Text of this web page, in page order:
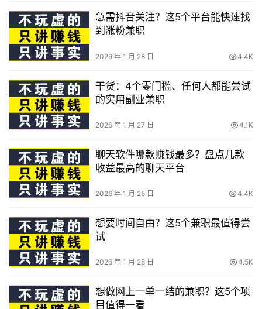
急需抖音关注？这5个平台能快速找
到涨粉兼职
2026 年 1 月 28 日 4.4K
干货：4个零门槛、任何人都能尝试
的实用副业兼职
2026 年 1 月 27 日 4.1K
聊天软件哪款赚钱最多？盘点几款
收益最高的聊天平台
2026 年 1 月 25 日 4.4K
想要时间自由？这5个兼职最值得尝
试
2026 年 1 月 28 日 4.5K
想做网上一单一结的兼职？这5个项
目值得一看